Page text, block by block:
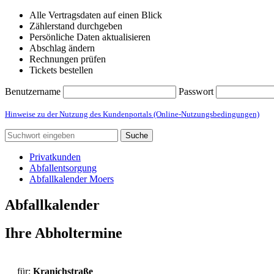
Alle Vertragsdaten auf einen Blick
Zählerstand durchgeben
Persönliche Daten aktualisieren
Abschlag ändern
Rechnungen prüfen
Tickets bestellen
Benutzername Passwort
Hinweise zu der Nutzung des Kundenportals (Online-Nutzungsbedingungen)
Suche
Privatkunden
Abfallentsorgung
Abfallkalender Moers
Abfallkalender
Ihre Abholtermine
für: Kranichstraße